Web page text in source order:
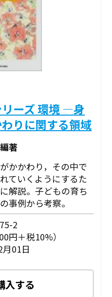
ーズ 環境 ―身
りに関する領域
著
かかわり，その中で
ていくようにするた
解説。子どもの育ち
事例から考察。
2
円＋税10%）
01日
入する